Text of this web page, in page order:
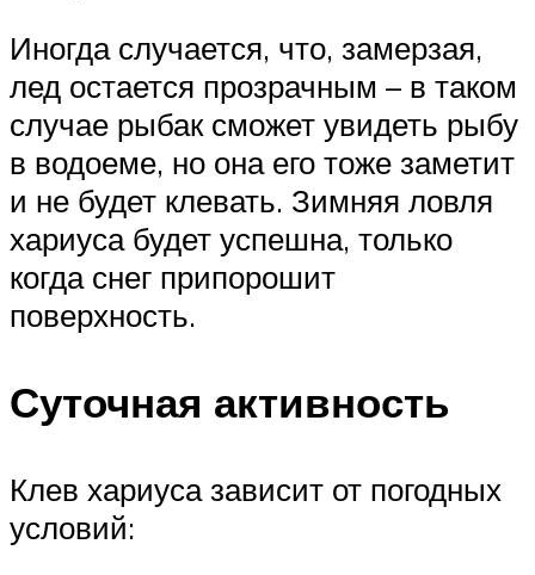
Иногда случается, что, замерзая,
лед остается прозрачным – в таком
случае рыбак сможет увидеть рыбу
в водоеме, но она его тоже заметит
и не будет клевать. Зимняя ловля
хариуса будет успешна, только
когда снег припорошит
поверхность.
Суточная активность
Клев хариуса зависит от погодных
условий: